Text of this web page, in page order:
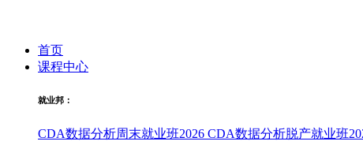
首页
课程中心
就业邦：
CDA数据分析周末就业班2026 CDA数据分析脱产就业班